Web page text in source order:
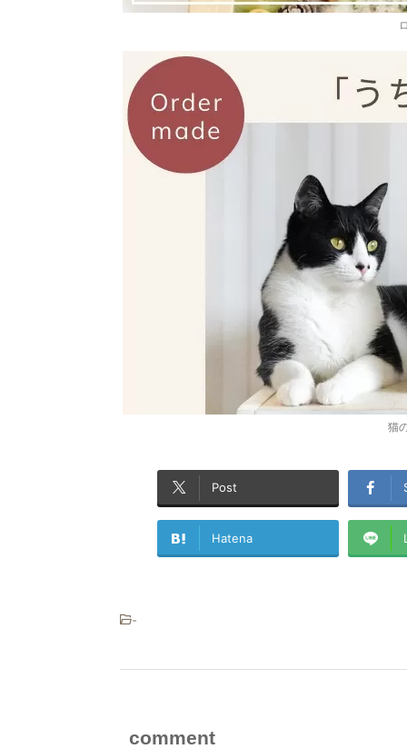
猫
Post
Hatena
-
comment